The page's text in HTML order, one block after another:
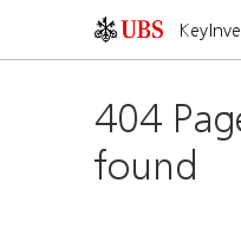
404
found